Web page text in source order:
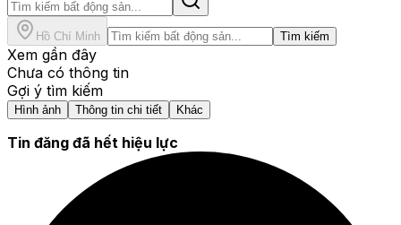
Hồ Chí Minh Tìm kiếm
Xem gần đây
Chưa có thông tin
Gợi ý tìm kiếm
Hình ảnh Thông tin chi tiết Khác
Tin đăng đã hết hiệu lực